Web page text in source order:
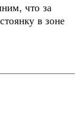
что за
в зоне